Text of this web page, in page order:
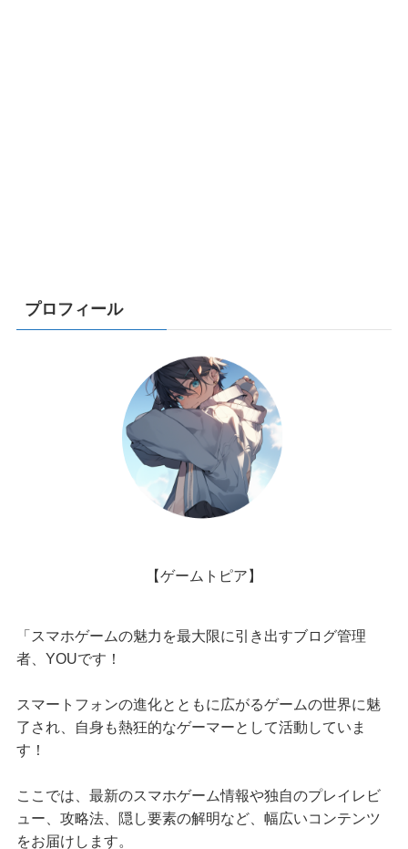
プロフィール
【ゲームトピア】
「スマホゲームの魅力を最大限に引き出すブログ管理
者、YOUです！
スマートフォンの進化とともに広がるゲームの世界に魅
了され、自身も熱狂的なゲーマーとして活動していま
す！
ここでは、最新のスマホゲーム情報や独自のプレイレビ
ュー、攻略法、隠し要素の解明など、幅広いコンテンツ
をお届けします。